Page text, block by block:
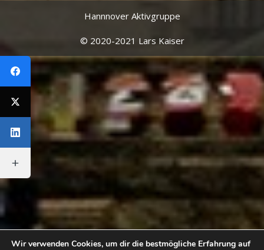
Hannnover Aktivgruppe
© 2020-2021 Lars Kaiser
Wir verwenden Cookies, um dir die bestmögliche Erfahrung auf